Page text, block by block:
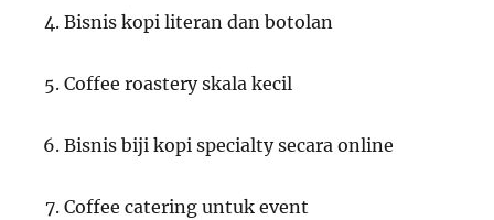
Bisnis kopi literan dan botolan
Coffee roastery skala kecil
Bisnis biji kopi specialty secara online
Coffee catering untuk event